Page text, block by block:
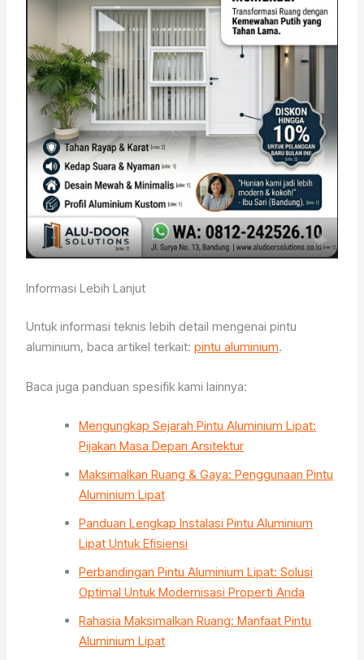
Informasi Lebih Lanjut
Untuk informasi teknis lebih detail mengenai pintu
aluminium, baca artikel terkait:pintu aluminium.
Baca juga panduan spesifik kami lainnya:
Mengungkap Sejarah Pintu Aluminium Lipat:
Pijakan Masa Depan Arsitektur
Maksimalkan Ruang & Gaya: Penggunaan Pintu
Aluminium Lipat
Panduan Lengkap Instalasi Pintu Aluminium
Lipat Untuk Efisiensi
Perbandingan Pintu Aluminium Lipat: Solusi
Optimal Untuk Modernisasi Properti Anda
Rahasia Maksimalkan Ruang: Manfaat Pintu
Aluminium Lipat